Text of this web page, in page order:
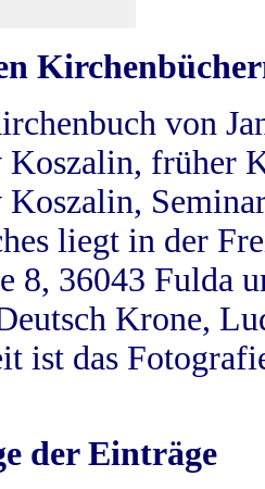
von
Koszalin, früher
Koszalin,
liegt in der
8, 36043 Fulda
Krone,
ist das
der Einträge